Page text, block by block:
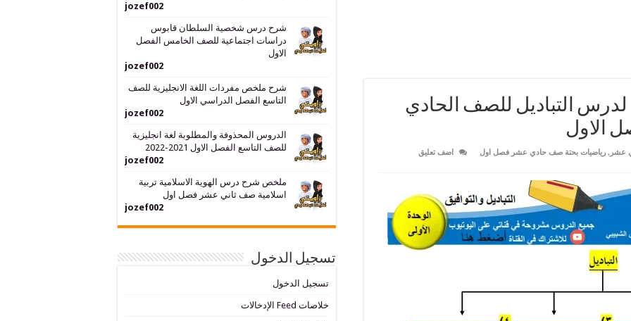
التباديل للصف الحادي
الاول
عشر,رياضيات بحتة صف حادي عشر فصل اول اضف تعليق
jozef002
شرح درس شخصية السلطان قابوس
دراسات اجتماعية للصف الخامس الفصل
الاول
jozef002
شرح ملخص مفردات اللغة الانجليزية للصف
التاسع الفصل الدراسي الاول
jozef002
الدروس المحذوفة والمطلوبة لغة انجليزية
للصف التاسع الفصل الاول 2021-2022
jozef002
ملخص شرح درس الهوية الاسلامية تربية
اسلامية صف ثاني عشر فصل اول
jozef002
تسجيل الدخول
تسجيل الدخول
خلاصات Feed الإدخالات